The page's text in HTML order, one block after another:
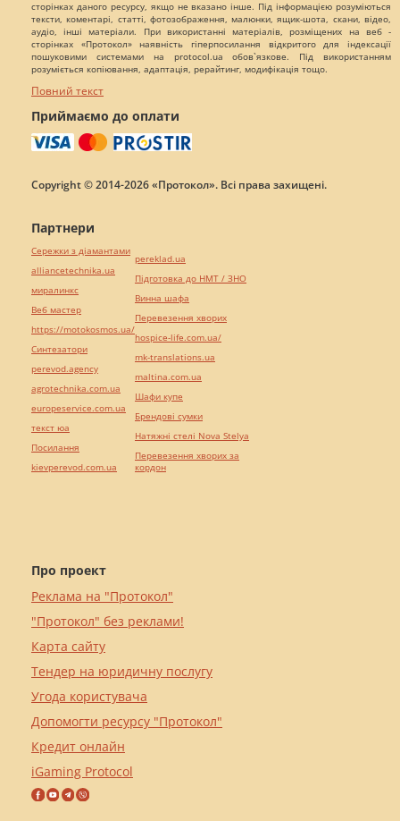
сторінках даного ресурсу, якщо не вказано інше. Під інформацією розуміються
тексти, коментарі, статті, фотозображення, малюнки, ящик-шота, скани, відео,
аудіо, інші матеріали. При використанні матеріалів, розміщених на веб -
сторінках «Протокол» наявність гіперпосилання відкритого для індексації
пошуковими системами на protocol.ua обов`язкове. Під використанням
розуміється копіювання, адаптація, рерайтинг, модифікація тощо.
Повний текст
Приймаємо до оплати
Copyright © 2014-2026 «Протокол». Всі права захищені.
Про проект
Реклама на "Протокол"
"Протокол" без реклами!
Карта сайту
Тендер на юридичну послугу
Угода користувача
Допомогти ресурсу "Протокол"
Кредит онлайн
iGaming Protocol
Партнери
Сережки з діамантами
alliancetechnika.ua
миралинкс
Веб мастер
https://motokosmos.ua/
Синтезатори
perevod.agency
agrotechnika.com.ua
europeservice.com.ua
текст юа
Посилання
kievperevod.com.ua
pereklad.ua
Підготовка до НМТ / ЗНО
Винна шафа
Перевезення хворих
hospice-life.com.ua/
mk-translations.ua
maltina.com.ua
Шафи купе
Брендові сумки
Натяжні стелі Nova Stelya
Перевезення хворих за
кордон